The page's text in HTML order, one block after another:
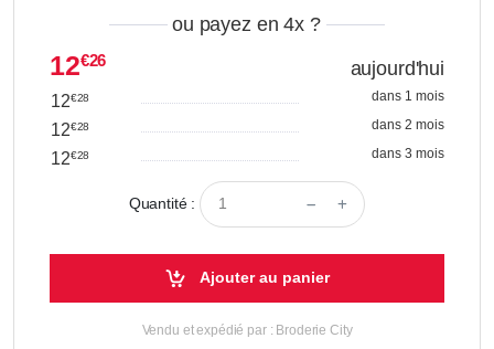
ou payez en 4x ?
12€26 aujourd'hui
12€28 dans 1 mois
12€28 dans 2 mois
12€28 dans 3 mois
Quantité :
Ajouter au panier
Vendu et expédié par : Broderie City